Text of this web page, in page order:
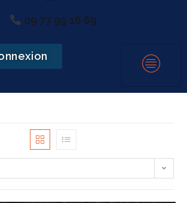
09 77 99 16 69